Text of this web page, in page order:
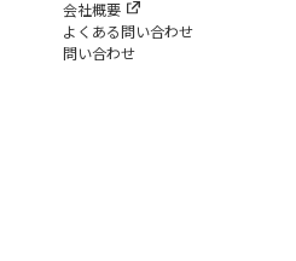
会社概要
よくある問い合わせ
問い合わせ